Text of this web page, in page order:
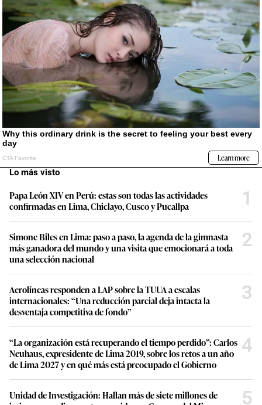
Lo más visto
Papa León XIV en Perú: estas son todas las actividades
confirmadas en Lima, Chiclayo, Cusco y Pucallpa
1
Simone Biles en Lima: paso a paso, la agenda de la gimnasta
más ganadora del mundo y una visita que emocionará a toda
una selección nacional
2
Aerolíneas responden a LAP sobre la TUUA a escalas
internacionales: “Una reducción parcial deja intacta la
desventaja competitiva de fondo”
3
“La organización está recuperando el tiempo perdido”: Carlos
Neuhaus, expresidente de Lima 2019, sobre los retos a un año
de Lima 2027 y en qué más está preocupado el Gobierno
4
Unidad de Investigación: Hallan más de siete millones de
5